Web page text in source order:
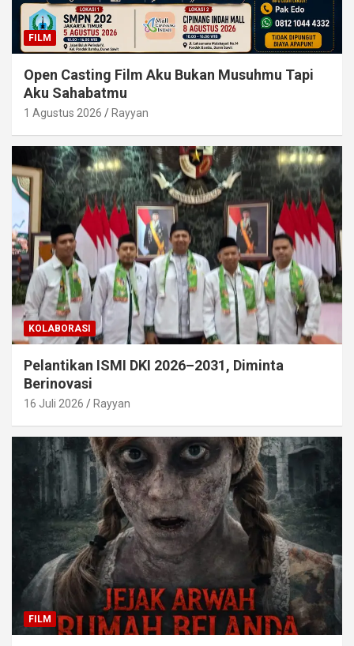
FILM
Open Casting Film Aku Bukan Musuhmu Tapi
Aku Sahabatmu
1 Agustus 2026 Rayyan
KOLABORASI
Pelantikan ISMI DKI 2026–2031, Diminta
Berinovasi
16 Juli 2026 Rayyan
FILM